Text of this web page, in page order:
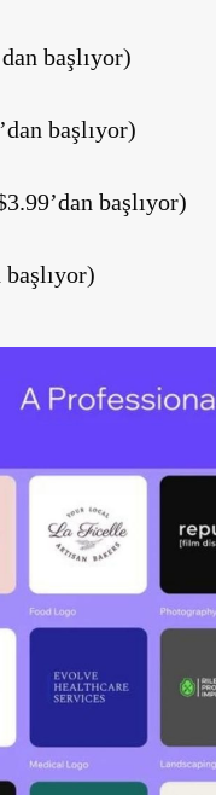
başlıyor)
başlıyor)
başlıyor)